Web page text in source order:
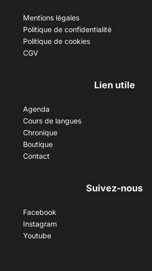
Mentions légales
Politique de confidentialité
Politique de cookies
CGV
Lien utile
Agenda
Cours de langues
Chronique
Boutique
Contact
Suivez-nous
Facebook
Instagram
Youtube